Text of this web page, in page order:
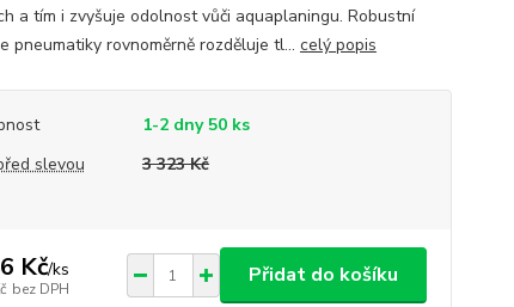
a tím i zvyšuje odolnost vůči aquaplaningu. Robustní
pneumatiky rovnoměrně rozděluje tl... celý popis
1-2 dny 50 ks
slevou
3 323 Kč
Kč/ks
bez DPH
Přidat do košíku